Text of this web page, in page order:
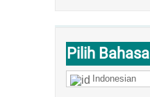
Pilih Bahasa
Indonesian